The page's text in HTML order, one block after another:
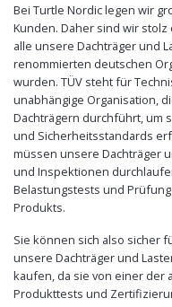
Bei Turtle Nordic legen wir
Kunden. Daher sind wir
alle unsere Dachträger und
renommierten deutschen
wurden. TÜV steht für
unabhängige Organisation,
Dachträgern durchführt, um
und Sicherheitsstandards
müssen unsere Dachträger
und Inspektionen
Belastungstests und
Produkts.
Sie können sich also sicher
unsere Dachträger und
kaufen, da sie von einer der
Produkttests und